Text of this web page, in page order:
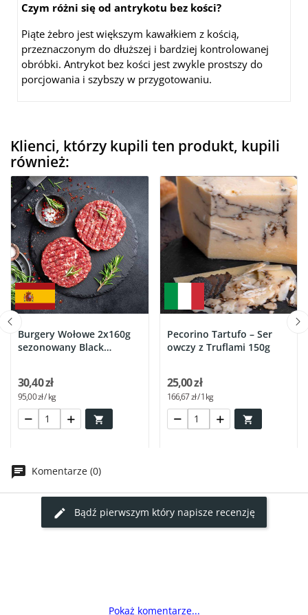
Czym różni się od antrykotu bez kości?
Piąte żebro jest większym kawałkiem z kością,
przeznaczonym do dłuższej i bardziej kontrolowanej
obróbki. Antrykot bez kości jest zwykle prostszy do
porcjowania i szybszy w przygotowaniu.
Klienci, którzy kupili ten produkt, kupili
również:
Burgery Wołowe 2x160g
sezonowany Black

30,40 zł
95,00 zł / kg
Pecorino Tartufo – Ser
owczy z Truflami 150g

25,00 zł
166,67 zł / 1kg
Komentarze (0)
Bądź pierwszym który napisze recenzję
Pokaż komentarze...